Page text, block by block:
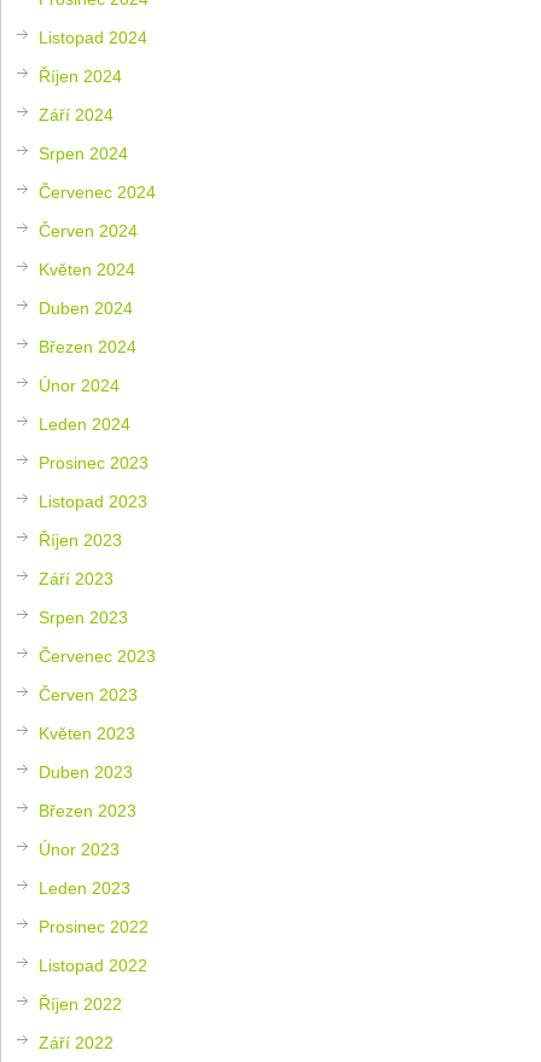
Listopad 2024
Říjen 2024
Září 2024
Srpen 2024
Červenec 2024
Červen 2024
Květen 2024
Duben 2024
Březen 2024
Únor 2024
Leden 2024
Prosinec 2023
Listopad 2023
Říjen 2023
Září 2023
Srpen 2023
Červenec 2023
Červen 2023
Květen 2023
Duben 2023
Březen 2023
Únor 2023
Leden 2023
Prosinec 2022
Listopad 2022
Říjen 2022
Září 2022